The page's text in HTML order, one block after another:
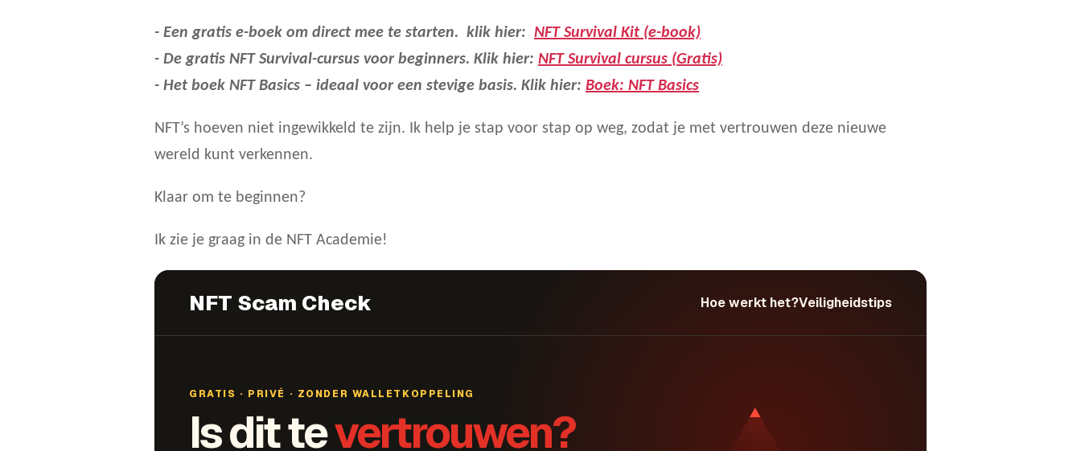
- Een gratis e-boek om direct mee te starten. klik hier: NFT Survival Kit (e-book)
- De gratis NFT Survival-cursus voor beginners. Klik hier: NFT Survival cursus (Gratis)
- Het boek NFT Basics – ideaal voor een stevige basis. Klik hier: Boek: NFT Basics
NFT’s hoeven niet ingewikkeld te zijn. Ik help je stap voor stap op weg, zodat je met vertrouwen deze nieuwe
wereld kunt verkennen.
Klaar om te beginnen?
Ik zie je graag in de NFT Academie!